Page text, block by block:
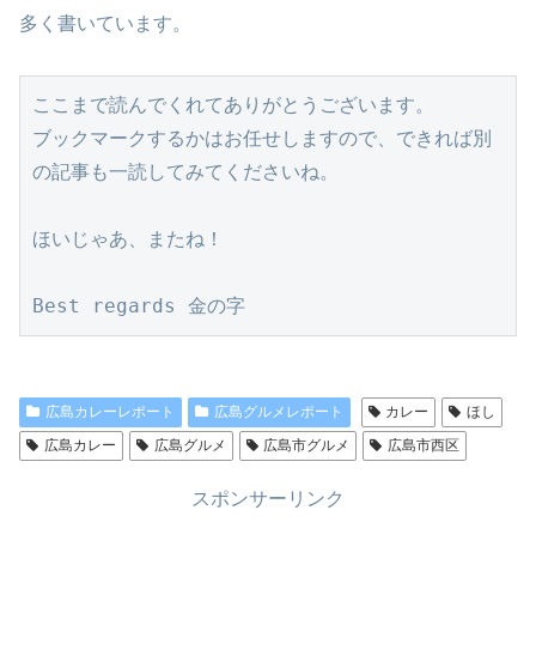
多く書いています。
ここまで読んでくれてありがとうございます。
ブックマークするかはお任せしますので、できれば別
の記事も一読してみてくださいね。
ほいじゃあ、またね！
Best regards 金の字
広島カレーレポート 広島グルメレポート カレー
ほし
広島カレー
広島グルメ 広島市グルメ 広島市西区
スポンサーリンク